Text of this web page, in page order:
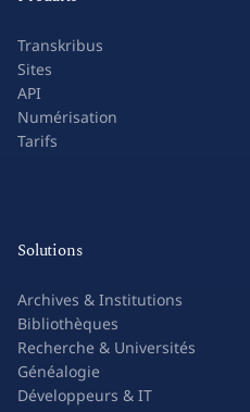
Transkribus
Sites
API
Numérisation
Tarifs
Solutions
Archives & Institutions
Bibliothèques
Recherche & Universités
Généalogie
Développeurs & IT